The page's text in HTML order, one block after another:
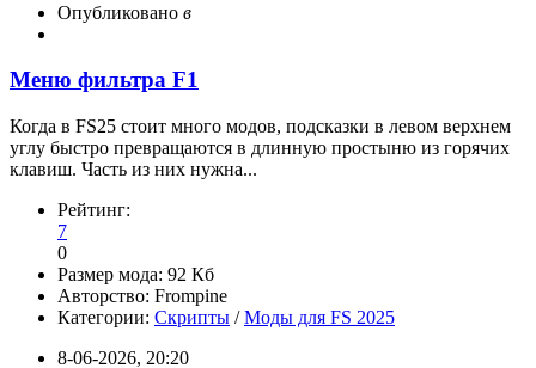
Опубликовано в
Меню фильтра F1
Когда в FS25 стоит много модов, подсказки в левом верхнем
углу быстро превращаются в длинную простыню из горячих
клавиш. Часть из них нужна...
Рейтинг:
7
0
Размер мода: 92 Кб
Авторство: Frompine
Категории: Скрипты /Моды для FS 2025
8-06-2026, 20:20